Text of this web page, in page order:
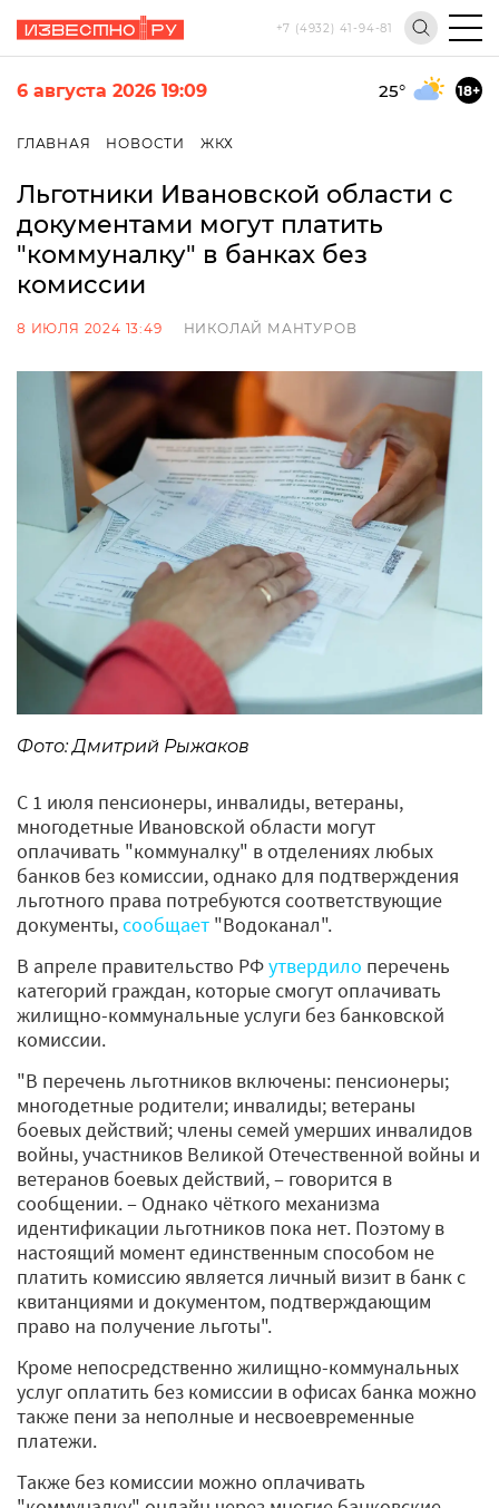
+7 (4932) 41-94-81
6 августа 2026 19:09 25° 18+
ГЛАВНАЯ НОВОСТИ ЖКХ
Льготники Ивановской области с
документами могут платить
"коммуналку" в банках без
комиссии
8 ИЮЛЯ 2024 13:49 НИКОЛАЙ МАНТУРОВ
Фото: Дмитрий Рыжаков
С 1 июля пенсионеры, инвалиды, ветераны,
многодетные Ивановской области могут
оплачивать "коммуналку" в отделениях любых
банков без комиссии, однако для подтверждения
льготного права потребуются соответствующие
документы,сообщает "Водоканал".
В апреле правительство РФутвердило перечень
категорий граждан, которые смогут оплачивать
жилищно-коммунальные услуги без банковской
комиссии.
"В перечень льготников включены: пенсионеры;
многодетные родители; инвалиды; ветераны
боевых действий; члены семей умерших инвалидов
войны, участников Великой Отечественной войны и
ветеранов боевых действий, ‒ говорится в
сообщении. ‒ Однако чёткого механизма
идентификации льготников пока нет. Поэтому в
настоящий момент единственным способом не
платить комиссию является личный визит в банк с
квитанциями и документом, подтверждающим
право на получение льготы".
Кроме непосредственно жилищно-коммунальных
услуг оплатить без комиссии в офисах банка можно
также пени за неполные и несвоевременные
платежи.
Также без комиссии можно оплачивать